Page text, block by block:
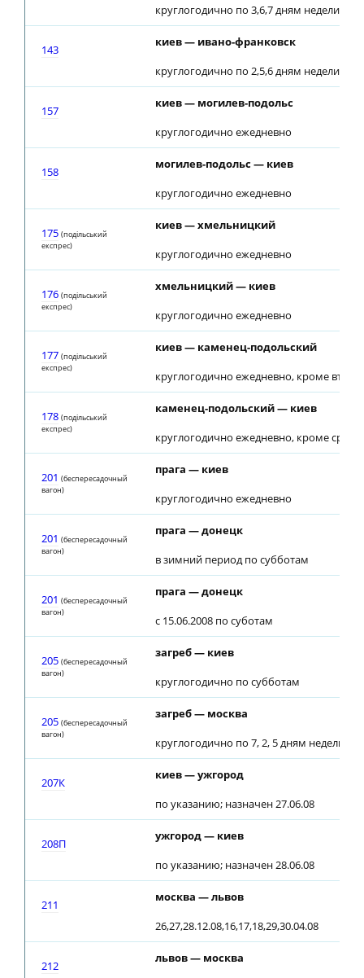
круглогодично по 3,6,7 дням недели
143
киев — ивано-франковск
круглогодично по 2,5,6 дням недели
157
киев — могилев-подольс
круглогодично ежедневно
158
могилев-подольс — киев
круглогодично ежедневно
175 (подiльський
експрес)
киев — хмельницкий
круглогодично ежедневно
176 (подiльський
експрес)
хмельницкий — киев
круглогодично ежедневно
177 (подiльський
експрес)
киев — каменец-подольский
круглогодично ежедневно, кроме
178 (подiльський
експрес)
каменец-подольский — киев
круглогодично ежедневно, кроме среды
201 (беспересадочный
вагон)
прага — киев
круглогодично ежедневно
201 (беспересадочный
вагон)
прага — донецк
в зимний период по субботам
201 (беспересадочный
вагон)
прага — донецк
с 15.06.2008 по суботам
205 (беспересадочный
вагон)
загреб — киев
круглогодично по субботам
205 (беспересадочный
вагон)
загреб — москва
круглогодично по 7, 2, 5 дням недели
207К
киев — ужгород
по указанию; назначен 27.06.08
208П
ужгород — киев
по указанию; назначен 28.06.08
211
москва — львов
26,27,28.12.08,16,17,18,29,30.04.08
212
львов — москва